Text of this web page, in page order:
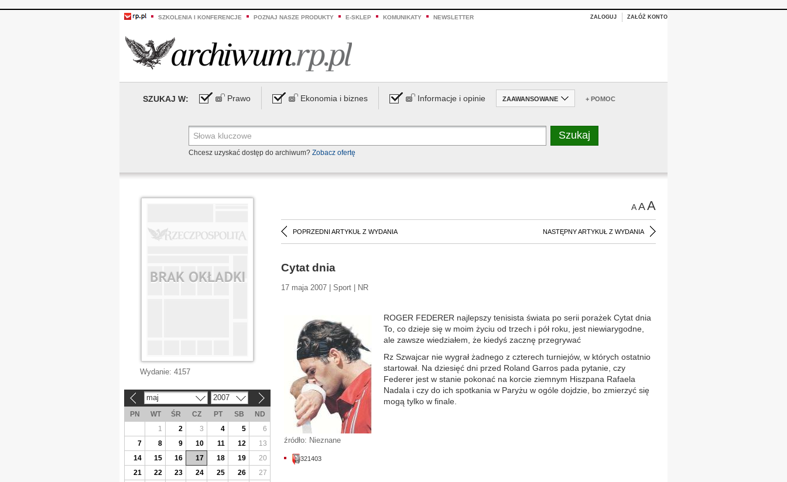
SZKOLENIA I KONFERENCJE POZNAJ NASZE PRODUKTY E-SKLEP KOMUNIKATY NEWSLETTER ZALOGUJ ZAŁÓŻ KONTO
SZUKAJ W: Prawo Ekonomia i biznes Informacje i opinie ZAAWANSOWANE + POMOC
Chcesz uzyskać dostęp do archiwum? Zobacz ofertę
AAA
POPRZEDNI ARTYKUŁ Z WYDANIA NASTĘPNY ARTYKUŁ Z WYDANIA
Cytat dnia
17 maja 2007 | Sport | NR
źródło: Nieznane
321403
ROGER FEDERER najlepszy tenisista świata po serii porażek Cytat dnia
To, co dzieje się w moim życiu od trzech i pół roku, jest niewiarygodne,
ale zawsze wiedziałem, że kiedyś zacznę przegrywać
Rz Szwajcar nie wygrał żadnego z czterech turniejów, w których ostatnio
startował. Na dziesięć dni przed Roland Garros pada pytanie, czy
Federer jest w stanie pokonać na korcie ziemnym Hiszpana Rafaela
Nadala i czy do ich spotkania w Paryżu w ogóle dojdzie, bo zmierzyć się
mogą tylko w finale.
Wydanie: 4157
maj 2007
PN WT ŚR CZ PT SB
ND
1
2 3 4 5
6
7
8 9 10 11 12
13
14
15 16 17 18 19
20
21
22 23 24 25 26
27